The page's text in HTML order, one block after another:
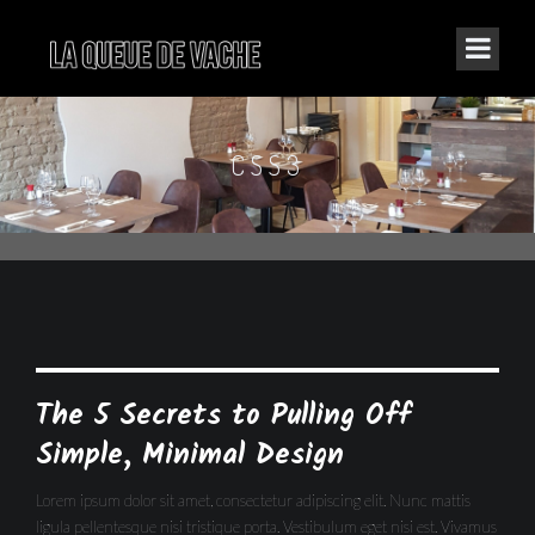
CSS3
The 5 Secrets to Pulling Off
Simple, Minimal Design
Lorem ipsum dolor sit amet, consectetur adipiscing elit. Nunc mattis
ligula pellentesque nisi tristique porta. Vestibulum eget nisi est. Vivamus